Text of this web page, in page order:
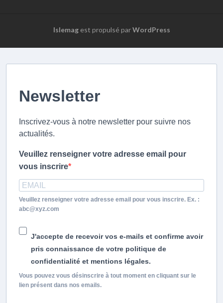
Islemagest propulsé parWordPress
Newsletter
Inscrivez-vous à notre newsletter pour suivre nos
actualités.
Veuillez renseigner votre adresse email pour
vous inscrire
Veuillez renseigner votre adresse email pour vous inscrire. Ex. :
abc@xyz.com
J'accepte de recevoir vos e-mails et confirme avoir
pris connaissance de votre politique de
confidentialité et mentions légales.
Vous pouvez vous désinscrire à tout moment en cliquant sur le
lien présent dans nos emails.